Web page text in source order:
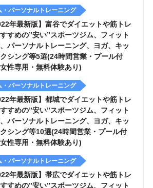
・パーソナルトレーニング
年最新版】富谷でダイエットや筋トレ
すめの”安い”スポーツジム、フィット
パーソナルトレーニング、ヨガ、キッ
シング等5選(24時間営業・プール付
性専用・無料体験あり)
・パーソナルトレーニング
年最新版】都城でダイエットや筋トレ
すめの”安い”スポーツジム、フィット
パーソナルトレーニング、ヨガ、キッ
シング等10選(24時間営業・プール付
性専用・無料体験あり)
・パーソナルトレーニング
年最新版】帯広でダイエットや筋トレ
すめの”安い”スポーツジム、フィット